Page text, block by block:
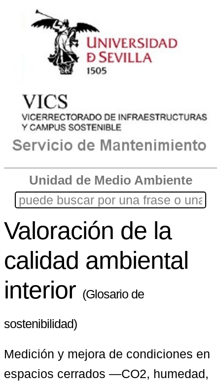
Unidad de Medio Ambiente
Valoración de la
calidad ambiental
interior (Glosario de
sostenibilidad)
Medición y mejora de condiciones en
espacios cerrados —CO2, humedad,